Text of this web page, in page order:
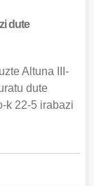
dute
Altuna III-
dute
k 22-5 irabazi